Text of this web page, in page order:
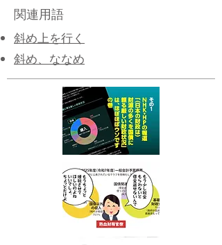
関連用語
斜め上を行く
斜め、ななめ